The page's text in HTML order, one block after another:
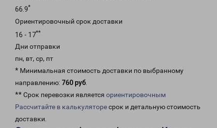
66.9*
Ориентировочный срок доставки
16 - 17**
Дни отправки
пн, вт, ср, пт
* Минимальная стоимость доставки по выбранному
направлению: 760 руб.
** Срок перевозки является ориентировочным
Рассчитайте в калькуляторесрок и детальную стоимость
доставки.